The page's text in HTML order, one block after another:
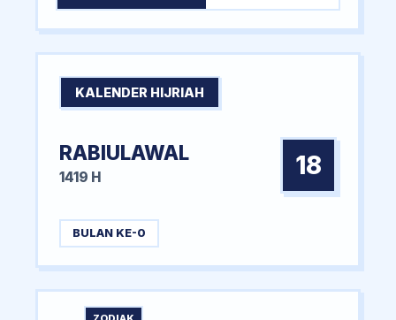
KALENDER HIJRIAH
RABIULAWAL
1419 H 18
BULAN KE-0